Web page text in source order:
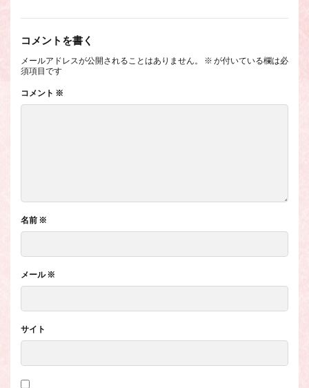
コメントを書く
メールアドレスが公開されることはありません。 ※ が付いている欄は必
須項目です
コメント ※
名前 ※
メール※
サイト